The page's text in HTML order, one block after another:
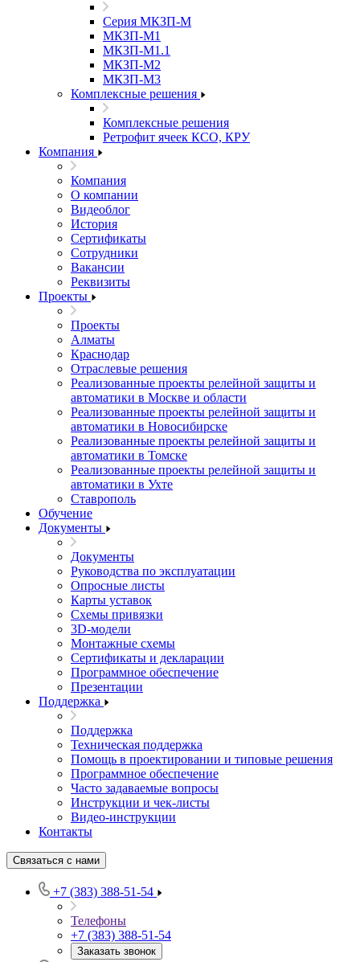
Серия МКЗП-М
МКЗП-М1
МКЗП-М1.1
МКЗП-М2
МКЗП-М3
Комплексные решения
Комплексные решения
Ретрофит ячеек КСО, КРУ
Компания
Компания
О компании
Видеоблог
История
Сертификаты
Сотрудники
Вакансии
Реквизиты
Проекты
Проекты
Алматы
Краснодар
Отраслевые решения
Реализованные проекты релейной защиты и
автоматики в Москве и области
Реализованные проекты релейной защиты и
автоматики в Новосибирске
Реализованные проекты релейной защиты и
автоматики в Томске
Реализованные проекты релейной защиты и
автоматики в Ухте
Ставрополь
Обучение
Документы
Документы
Руководства по эксплуатации
Опросные листы
Карты уставок
Схемы привязки
3D-модели
Монтажные схемы
Сертификаты и декларации
Программное обеспечение
Презентации
Поддержка
Поддержка
Техническая поддержка
Помощь в проектировании и типовые решения
Программное обеспечение
Часто задаваемые вопросы
Инструкции и чек-листы
Видео-инструкции
Контакты
Связаться с нами
+7 (383) 388-51-54
Телефоны
+7 (383) 388-51-54
Заказать звонок